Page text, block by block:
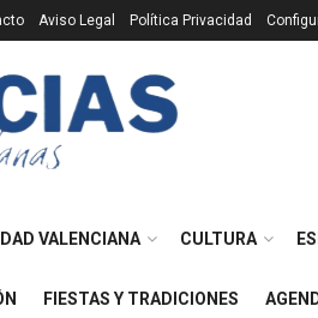
Aviso Legal Política Privacidad
VALENCIANA CULTURA
FIESTAS Y TRADICIONES